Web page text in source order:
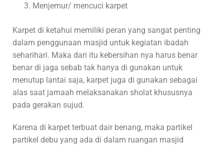
Menjemur/ mencuci karpet
Karpet di ketahui memiliki peran yang sangat penting
dalam penggunaan masjid untuk kegiatan ibadah
seharihari. Maka dari itu kebersihan nya harus benar
benar di jaga sebab tak hanya di gunakan untuk
menutup lantai saja, karpet juga di gunakan sebagai
alas saat jamaah melaksanakan sholat khususnya
pada gerakan sujud.
Karena di karpet terbuat dair benang, maka partikel
partikel debu yang ada di dalam ruangan masjid